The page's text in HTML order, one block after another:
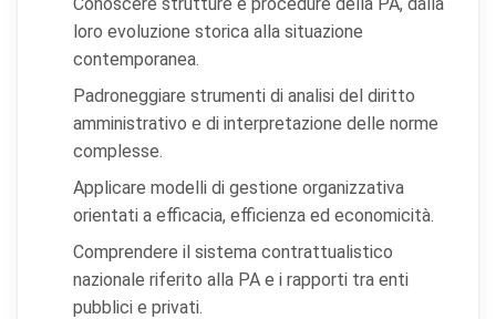
loro evoluzione storica alla situazione
contemporanea.
Padroneggiare strumenti di analisi del diritto
amministrativo e di interpretazione delle norme
complesse.
Applicare modelli di gestione organizzativa
orientati a efficacia, efficienza ed economicità.
Comprendere il sistema contrattualistico
nazionale riferito alla PA e i rapporti tra enti
pubblici e privati.